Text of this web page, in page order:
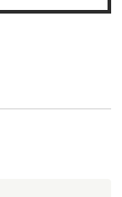
pagina